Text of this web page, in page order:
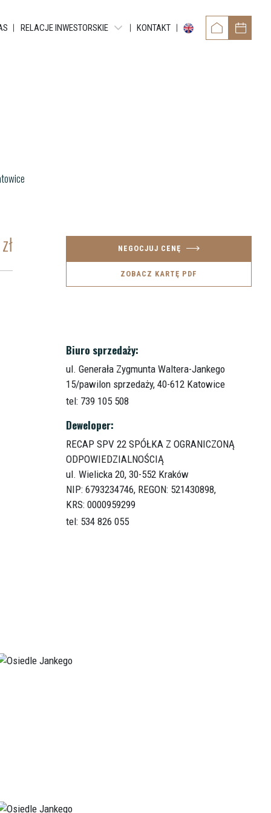
RELACJE INWESTORSKIE KONTAKT
zł NEGOCJUJ CENĘ
ZOBACZ KARTĘ PDF
Biuro sprzedaży:
ul. Generała Zygmunta Waltera-Jankego
15/pawilon sprzedaży, 40-612 Katowice
tel: 739 105 508
Deweloper:
RECAP SPV 22 SPÓŁKA Z OGRANICZONĄ
ODPOWIEDZIALNOŚCIĄ
ul. Wielicka 20, 30-552 Kraków
NIP: 6793234746, REGON: 521430898,
KRS: 0000959299
tel: 534 826 055